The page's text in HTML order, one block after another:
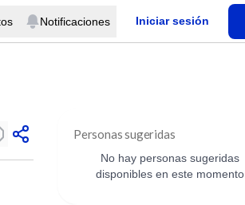
Notificaciones Iniciar sesión
Personas sugeridas
No hay personas sugeridas
disponibles en este momento